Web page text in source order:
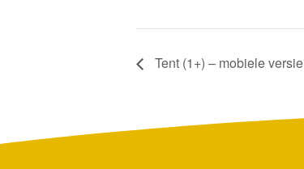
Tent (1+) – mobiele versie